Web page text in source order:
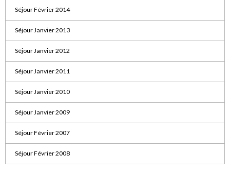
Séjour Février 2014
Séjour Janvier 2013
Séjour Janvier 2012
Séjour Janvier 2011
Séjour Janvier 2010
Séjour Janvier 2009
Séjour Février 2007
Séjour Février 2008